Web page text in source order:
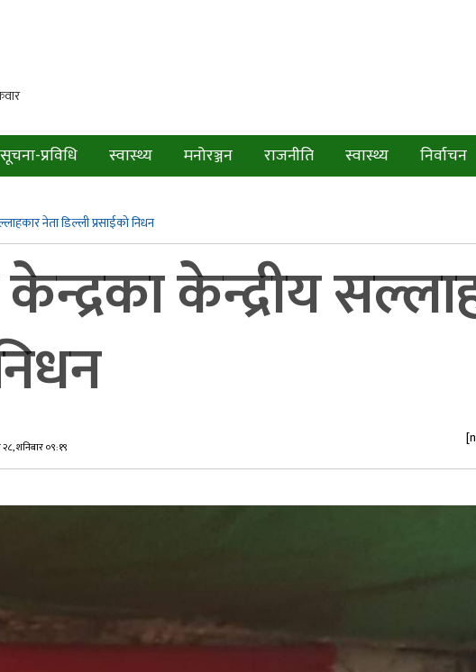
सूचना-प्रविधि स्वास्थ्य मनोरञ्जन राजनीति स्वास्थ्य निर्वाचन
नेता डिल्ली प्रसाईको निधन
केन्द्रीय
शनिबार ०९:१९